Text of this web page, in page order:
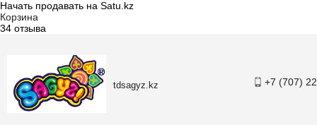
Начать продавать на Satu.kz
Корзина
34 отзыва
tdsagyz.kz +7 (707)